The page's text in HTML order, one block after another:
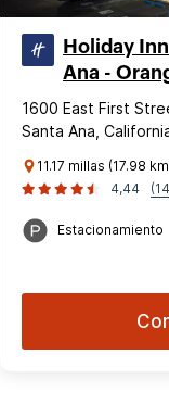
Holiday
Ana -
1600 East First
Santa Ana,
11.17 millas (17.98
4,44
Estacionamiento